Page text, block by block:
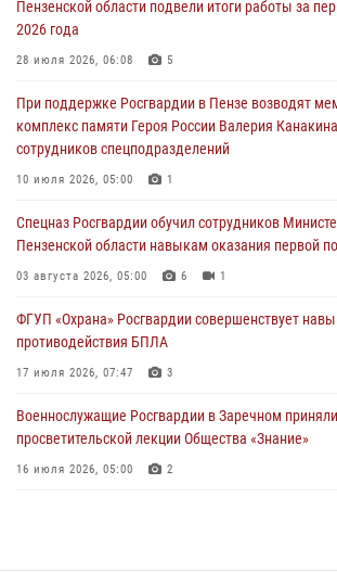
Сотрудники пензенского ОМОН «Страж»
сборов «Гвардеец» с вооружением и техникой
В Пензе сотрудники Росгвардии оказали помощь
дезориентированному пенсионеру
05 августа 2026, 04:00
В Пензе при силовой поддержке Росгвардии
деятельность ОПГ, маскировавшейся под
(видео)
Пензенской области подвели итоги работы за
2026 года
28 июля 2026, 06:08 5
При поддержке Росгвардии в Пензе возводят
комплекс памяти Героя России Валерия
сотрудников спецподразделений
10 июля 2026, 05:00 1
Спецназ Росгвардии обучил сотрудников
Пензенской области навыкам оказания первой
03 августа 2026, 05:00 6 1
ФГУП «Охрана» Росгвардии совершенствует
противодействия БПЛА
17 июля 2026, 07:47 3
Военнослужащие Росгвардии в Заречном
просветительской лекции Общества «Знание»
16 июля 2026, 05:00 2